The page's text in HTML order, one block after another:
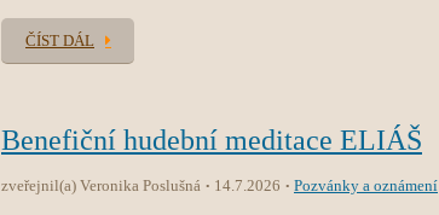
ČÍST DÁL
Benefiční hudební meditace ELIÁŠ
zveřejnil(a) Veronika Poslušná 14.7.2026 Pozvánky a oznámení